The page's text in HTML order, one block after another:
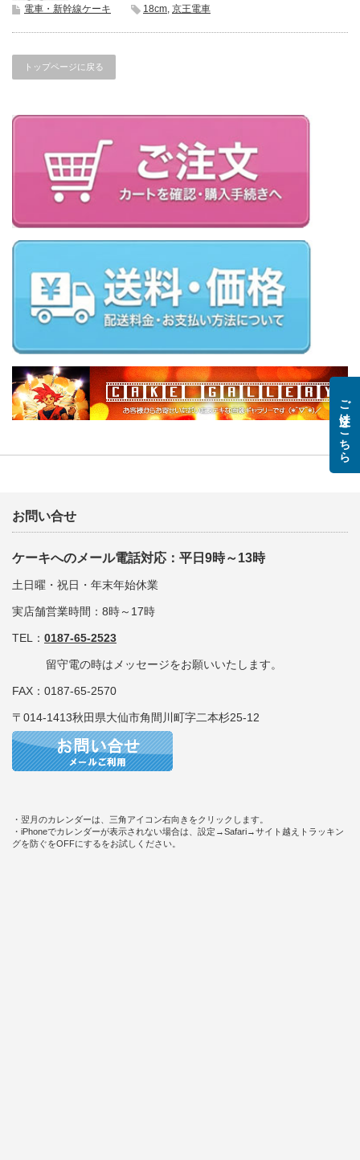
電車・新幹線ケーキ 18cm, 京王電車
トップページに戻る
お問い合せ
ケーキへのメール電話対応：平日9時～13時
土日曜・祝日・年末年始休業
実店舗営業時間：8時～17時
TEL： 0187-65-2523
留守電の時はメッセージをお願いいたします。
FAX：0187-65-2570
〒014-1413秋田県大仙市角間川町字二本杉25-12
・翌月のカレンダーは、三角アイコン右向きをクリックします。
・iPhoneでカレンダーが表示されない場合は、設定→Safari→サイト越えトラッキン
グを防ぐをOFFにするをお試しください。
ご注文はこちら